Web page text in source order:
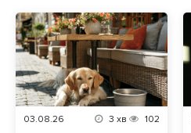
03.08.26 3 хв 102